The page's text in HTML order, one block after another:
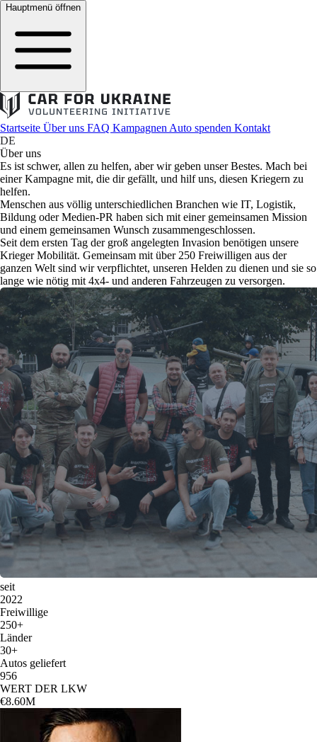
Hauptmenü öffnen
Startseite Über uns FAQ Kampagnen Auto spenden Kontakt
DE
Über uns
Es ist schwer, allen zu helfen, aber wir geben unser Bestes. Mach bei
einer Kampagne mit, die dir gefällt, und hilf uns, diesen Kriegern zu
helfen.
Menschen aus völlig unterschiedlichen Branchen wie IT, Logistik,
Bildung oder Medien-PR haben sich mit einer gemeinsamen Mission
und einem gemeinsamen Wunsch zusammengeschlossen.
Seit dem ersten Tag der groß angelegten Invasion benötigen unsere
Krieger Mobilität. Gemeinsam mit über 250 Freiwilligen aus der
ganzen Welt sind wir verpflichtet, unseren Helden zu dienen und sie so
lange wie nötig mit 4x4- und anderen Fahrzeugen zu versorgen.
seit
2022
Freiwillige
250+
Länder
30+
Autos geliefert
956
WERT DER LKW
€8.60M